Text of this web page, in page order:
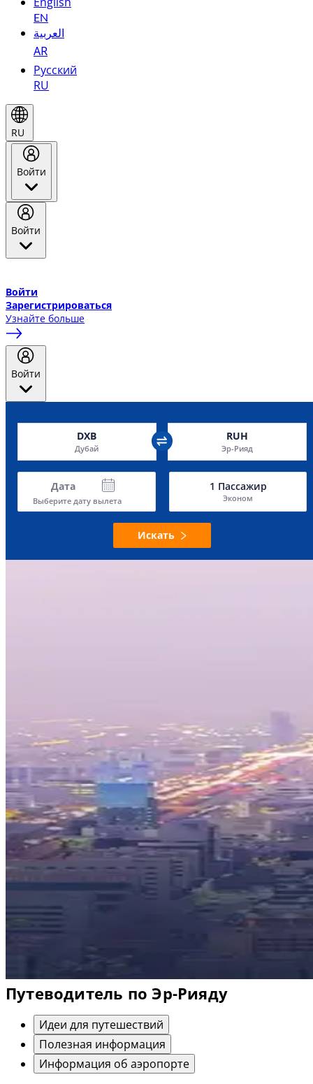
EN
العربية
AR
Русский
RU
RU
Войти
Войти
Войти
Зарегистрироваться
Узнайте больше
Войти
DXB
Дубай
RUH
Эр-Рияд
Дата
Выберите дату вылета
1 Пассажир
Эконом
Искать
Путеводитель по Эр-Рияду
Идеи для путешествий
Полезная информация
Информация об аэропорте